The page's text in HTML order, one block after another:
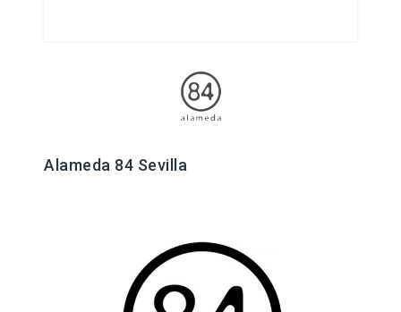
Alameda 84 Sevilla